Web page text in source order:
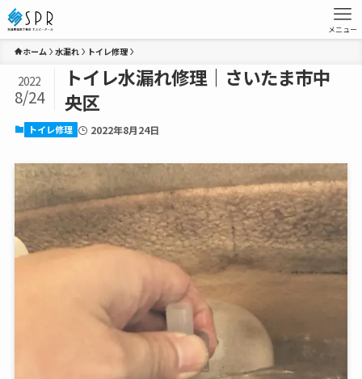
メニュー
ホーム 水漏れ トイレ修理
トイレ水漏れ修理｜さいたま市中
央区
2022
8/24
トイレ修理 2022年8月24日